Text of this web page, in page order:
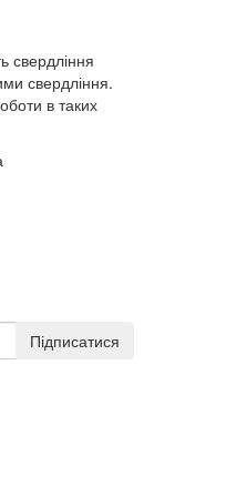
свердління
свердління.
в таких
Підписатися